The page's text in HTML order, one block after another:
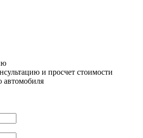
и просчет стоимости
автомобиля